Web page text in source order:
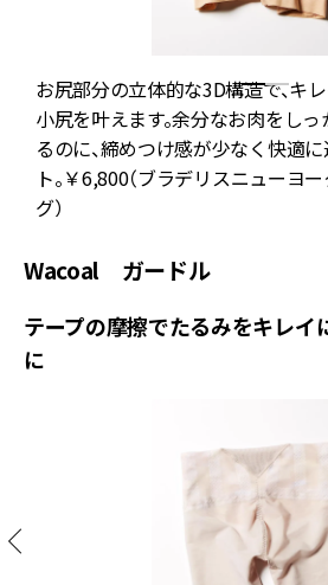
お尻部分の立体的な3D構造で、キ
小尻を叶えます。余分なお肉をし
るのに、締めつけ感が少なく快適
ト。￥6,800（ブラデリスニューヨ
グ）
Wacoal ガードル
テープの摩擦でたるみをキレイ
に